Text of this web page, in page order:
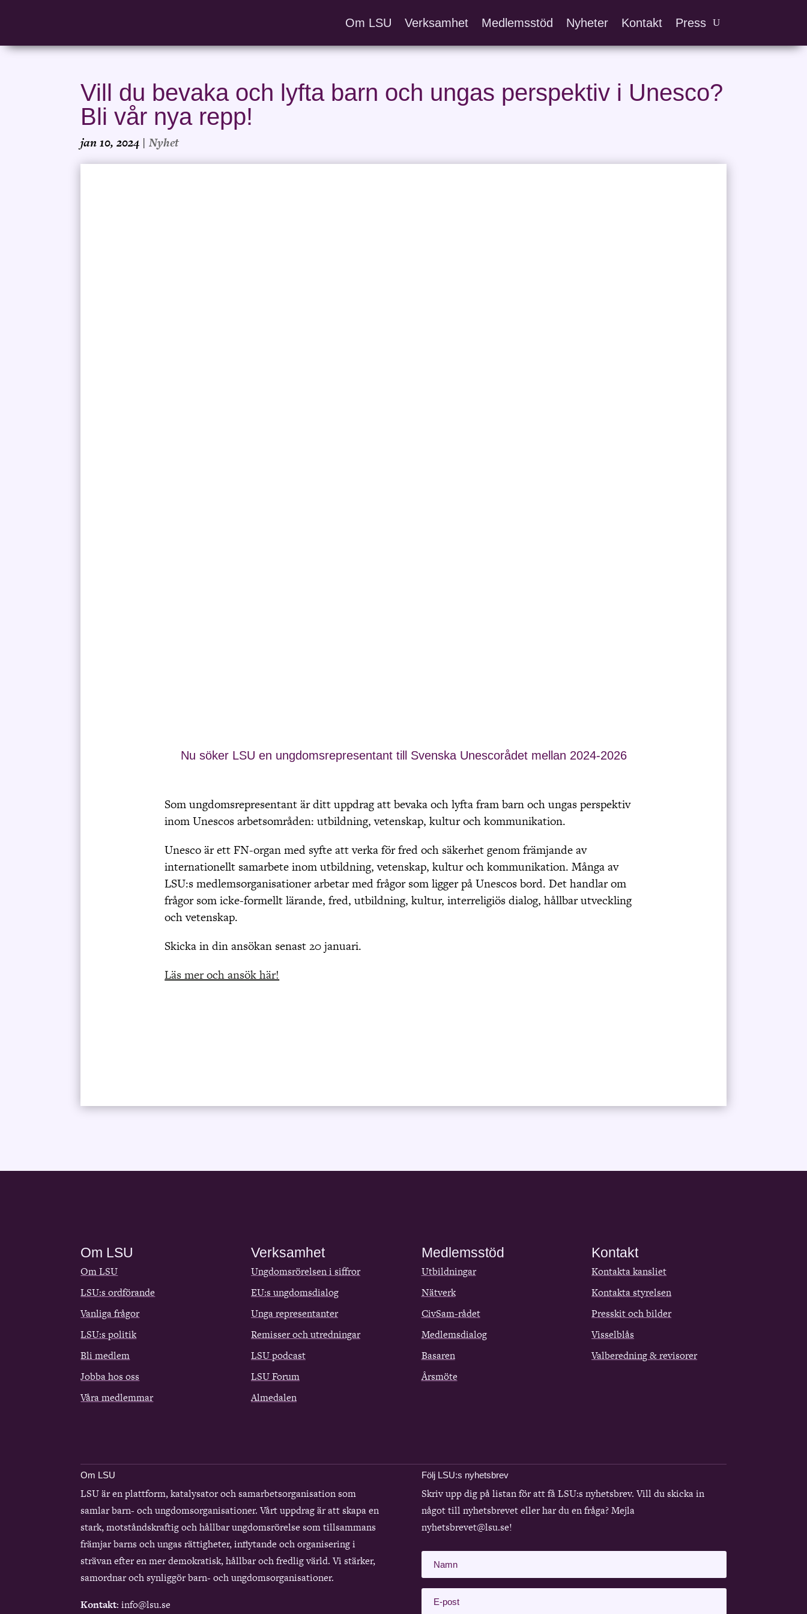
Om LSU Verksamhet Medlemsstöd Nyheter Kontakt Press
Vill du bevaka och lyfta barn och ungas perspektiv i Unesco?
Bli vår nya repp!
jan 10, 2024 |Nyhet
Nu söker LSU en ungdomsrepresentant till Svenska Unescorådet mellan 2024-2026
Som ungdomsrepresentant är ditt uppdrag att bevaka och lyfta fram barn och ungas perspektiv
inom Unescos arbetsområden: utbildning, vetenskap, kultur och kommunikation.
Unesco är ett FN-organ med syfte att verka för fred och säkerhet genom främjande av
internationellt samarbete inom utbildning, vetenskap, kultur och kommunikation. Många av
LSU:s medlemsorganisationer arbetar med frågor som ligger på Unescos bord. Det handlar om
frågor som icke-formellt lärande, fred, utbildning, kultur, interreligiös dialog, hållbar utveckling
och vetenskap.
Skicka in din ansökan senast 20 januari.
Läs mer och ansök här!
Om LSU
Om LSU
LSU:s ordförande
Vanliga frågor
LSU:s politik
Bli medlem
Jobba hos oss
Våra medlemmar
Verksamhet
Ungdomsrörelsen i siffror
EU:s ungdomsdialog
Unga representanter
Remisser och utredningar
LSU podcast
LSU Forum
Almedalen
Medlemsstöd
Utbildningar
Nätverk
CivSam-rådet
Medlemsdialog
Basaren
Årsmöte
Kontakt
Kontakta kansliet
Kontakta styrelsen
Presskit och bilder
Visselblås
Valberedning & revisorer
Om LSU
LSU är en plattform, katalysator och samarbetsorganisation som
samlar barn- och ungdomsorganisationer. Vårt uppdrag är att skapa en
stark, motståndskraftig och hållbar ungdomsrörelse som tillsammans
främjar barns och ungas rättigheter, inflytande och organisering i
strävan efter en mer demokratisk, hållbar och fredlig värld. Vi stärker,
samordnar och synliggör barn- och ungdomsorganisationer.
Kontakt: info@lsu.se
Följ LSU:s nyhetsbrev
Skriv upp dig på listan för att få LSU:s nyhetsbrev. Vill du skicka in
något till nyhetsbrevet eller har du en fråga? Mejla
nyhetsbrevet@lsu.se!